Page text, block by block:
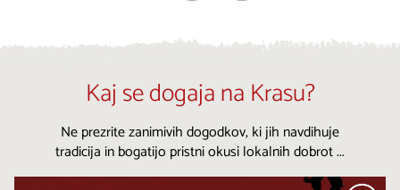
Kaj se dogaja na Krasu?
Ne prezrite zanimivih dogodkov, ki jih navdihuje
tradicija in bogatijo pristni okusi lokalnih dobrot ...